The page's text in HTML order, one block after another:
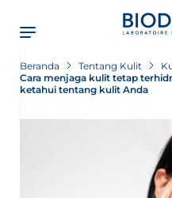
main
content
Beranda Tentang Kulit
Cara menjaga kulit tetap
ketahui tentang kulit Anda